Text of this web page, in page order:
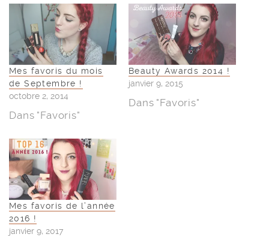
Mes favoris du mois
de Septembre !
octobre 2, 2014
Dans "Favoris"
Beauty Awards 2014 !
janvier 9, 2015
Dans "Favoris"
Mes favoris de l’année
2016 !
janvier 9, 2017